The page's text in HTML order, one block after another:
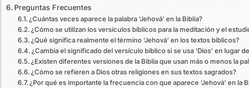
Preguntas Frecuentes
¿Cuántas veces aparece la palabra ‘Jehová’ en la Biblia?
¿Cómo se utilizan los versículos bíblicos para la meditación y el
¿Qué significa realmente el término ‘Jehová’ en los textos bíblicos?
¿Cambia el significado del versículo bíblico si se usa ‘Dios’ en lugar de
¿Existen diferentes versiones de la Biblia que usan más o menos la
¿Cómo se refieren a Dios otras religiones en sus textos sagrados?
¿Por qué es importante la frecuencia con que aparece ‘Jehová’ en la